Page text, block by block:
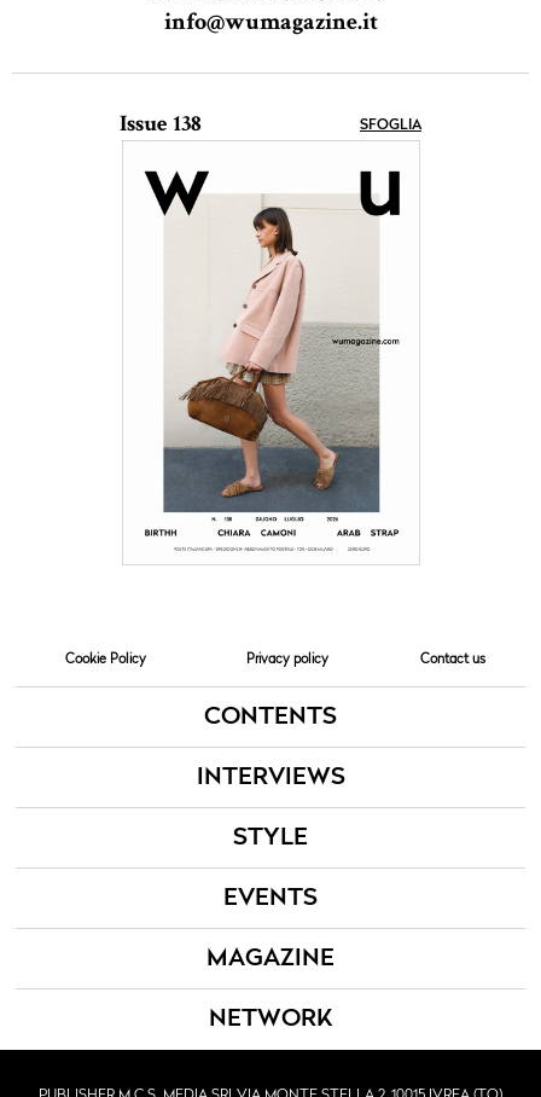
info@wumagazine.it
Issue 138 SFOGLIA
Cookie Policy Privacy policy Contact us
CONTENTS
INTERVIEWS
STYLE
EVENTS
MAGAZINE
NETWORK